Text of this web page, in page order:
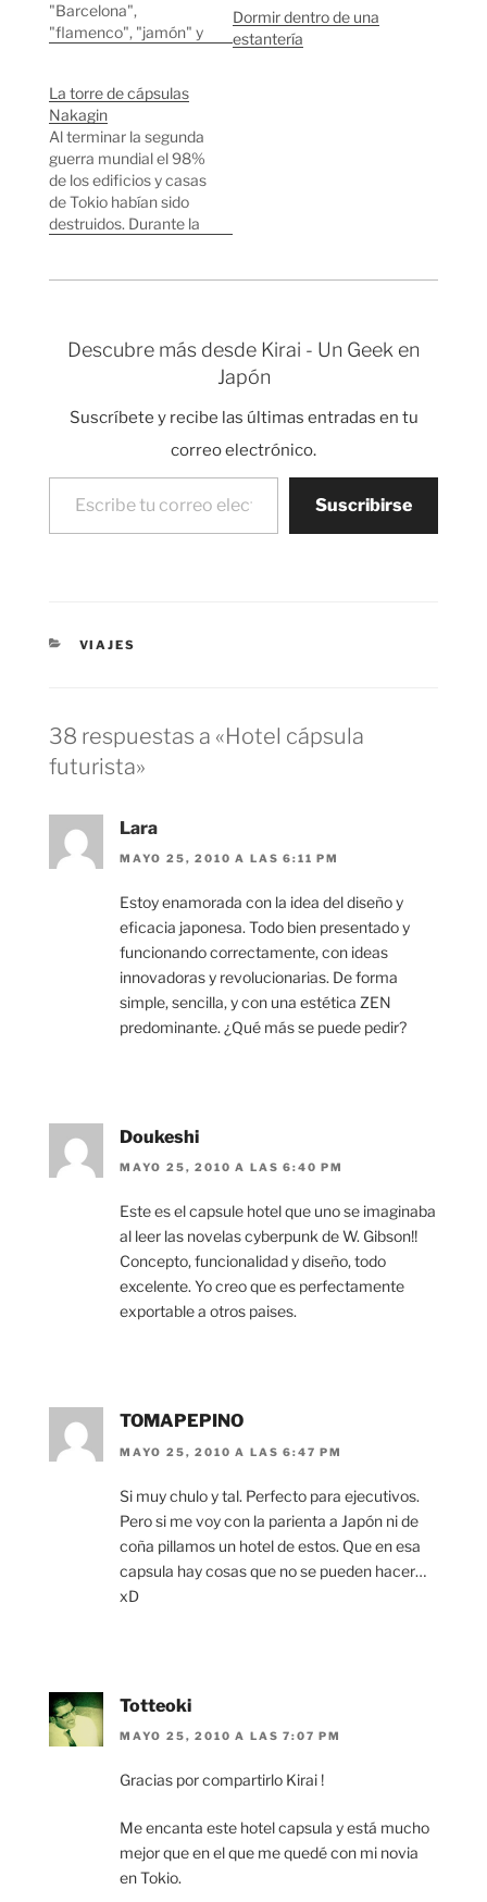
"Barcelona",
"flamenco", "jamón" y
nuestra lengua y
cultura más conocidos
en el mundo. Estos son
los anuncios de un
hotel cápsula llamado
"Siesta" cerca de
Shibuya. Los hoteles
Dormir dentro de una
estantería
La torre de cápsulas
Nakagin
Al terminar la segunda
guerra mundial el 98%
de los edificios y casas
de Tokio habían sido
destruidos. Durante la
“modular” posible,
metabólico. Estos
preocupados ante un
futuro de…
Descubre más desde Kirai - Un Geek en
Japón
Suscríbete y recibe las últimas entradas en tu
correo electrónico.
Escribe tu correo electrónico…
Suscribirse
CATEGORÍAS
VIAJES
38 respuestas a «Hotel cápsula
futurista»
Lara
MAYO 25, 2010 A LAS 6:11 PM
Estoy enamorada con la idea del diseño y
eficacia japonesa. Todo bien presentado y
funcionando correctamente, con ideas
innovadoras y revolucionarias. De forma
simple, sencilla, y con una estética ZEN
predominante. ¿Qué más se puede pedir?
Doukeshi
MAYO 25, 2010 A LAS 6:40 PM
Este es el capsule hotel que uno se imaginaba
al leer las novelas cyberpunk de W. Gibson!!
Concepto, funcionalidad y diseño, todo
excelente. Yo creo que es perfectamente
exportable a otros paises.
TOMAPEPINO
MAYO 25, 2010 A LAS 6:47 PM
Si muy chulo y tal. Perfecto para ejecutivos.
Pero si me voy con la parienta a Japón ni de
coña pillamos un hotel de estos. Que en esa
capsula hay cosas que no se pueden hacer…
xD
Totteoki
MAYO 25, 2010 A LAS 7:07 PM
Gracias por compartirlo Kirai !
Me encanta este hotel capsula y está mucho
mejor que en el que me quedé con mi novia
en Tokio.